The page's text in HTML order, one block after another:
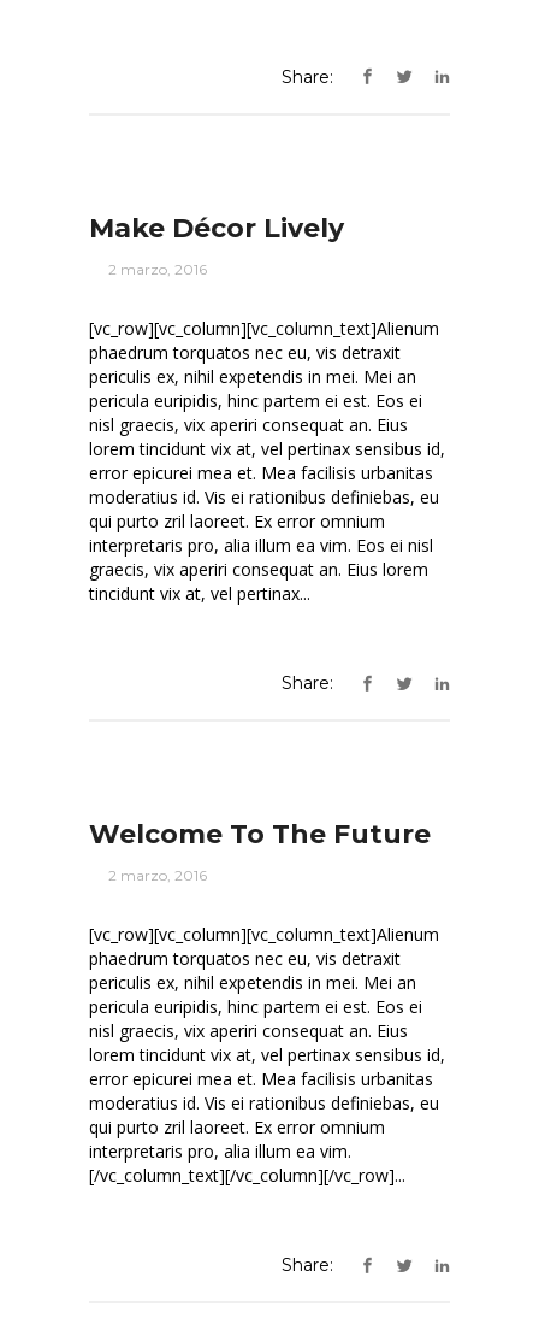
Share:
Make Décor Lively
2 marzo, 2016
[vc_row][vc_column][vc_column_text]Alienum
phaedrum torquatos nec eu, vis detraxit
periculis ex, nihil expetendis in mei. Mei an
pericula euripidis, hinc partem ei est. Eos ei
nisl graecis, vix aperiri consequat an. Eius
lorem tincidunt vix at, vel pertinax sensibus id,
error epicurei mea et. Mea facilisis urbanitas
moderatius id. Vis ei rationibus definiebas, eu
qui purto zril laoreet. Ex error omnium
interpretaris pro, alia illum ea vim. Eos ei nisl
graecis, vix aperiri consequat an. Eius lorem
tincidunt vix at, vel pertinax...
Share:
Welcome To The Future
2 marzo, 2016
[vc_row][vc_column][vc_column_text]Alienum
phaedrum torquatos nec eu, vis detraxit
periculis ex, nihil expetendis in mei. Mei an
pericula euripidis, hinc partem ei est. Eos ei
nisl graecis, vix aperiri consequat an. Eius
lorem tincidunt vix at, vel pertinax sensibus id,
error epicurei mea et. Mea facilisis urbanitas
moderatius id. Vis ei rationibus definiebas, eu
qui purto zril laoreet. Ex error omnium
interpretaris pro, alia illum ea vim.
[/vc_column_text][/vc_column][/vc_row]...
Share: